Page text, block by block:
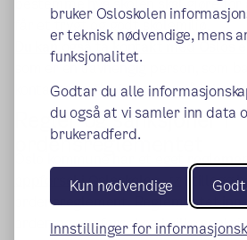
bruker Osloskolen
er teknisk nødvendige, mens
funksjonalitet.
Godtar du alle
du også at vi samler inn data
brukeradferd.
Kun nødvendige
Innstillinger for
bestemme hva skolen skal gjøre for
får et trygt og godt skolemiljø.
Du kan også ta kontakt med Oslos
som er en uavhengig person, som
kontakte og få bistand og
Regler og sanksjoner i
ordensreglementet
oppførsel i Osloskolen.
(ekstern
I tillegg
ordensreglement. Reglementet
orden og oppførsel og hvilke